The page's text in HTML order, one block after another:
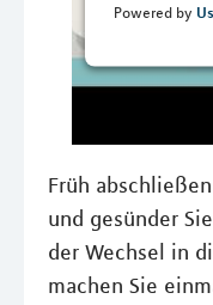
Powered by
Früh
und gesünder
der Wechsel in
machen Sie